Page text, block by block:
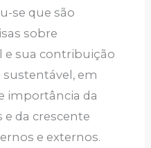
se que são
sobre
sua contribuição
em
importância da
da crescente
e externos.